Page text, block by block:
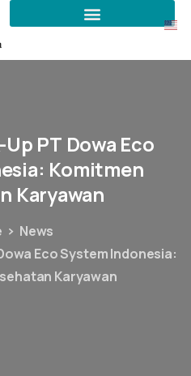
Up PT Dowa Eco
Komitmen
Karyawan
News
Eco System Indonesia:
Karyawan